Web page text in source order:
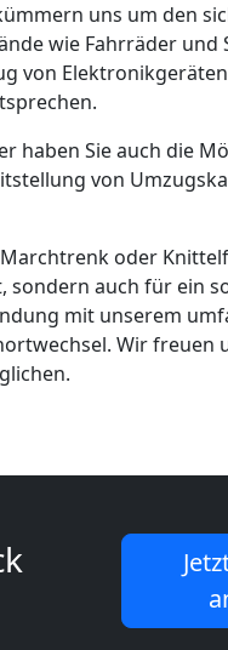
uns um den
wie Fahrräder und
von
haben Sie auch die
von
oder
sondern auch für ein
mit unserem
Wir freuen